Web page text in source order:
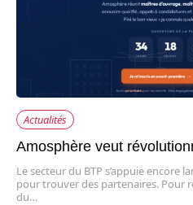
Actualités
Amosphère veut
Le secteur du BTP s’appuie encore
pour trouver des partenaires. Pour
du…